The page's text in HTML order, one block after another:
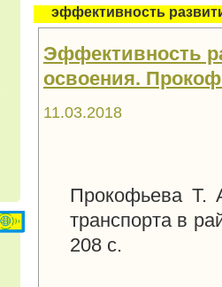
эффективность
Эффективность
освоения.
11.03.2018
Прокофьева Т.
транспорта в
208 с.